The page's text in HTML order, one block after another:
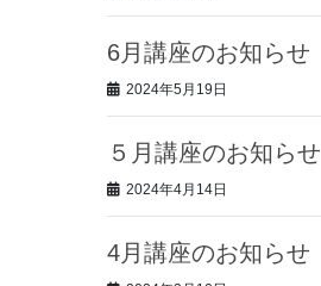
6月講座のお知らせ
2024年5月19日
５月講座のお知らせ
2024年4月14日
4月講座のお知らせ